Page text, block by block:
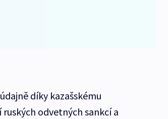
díky kazašskému
odvetných sankcí a